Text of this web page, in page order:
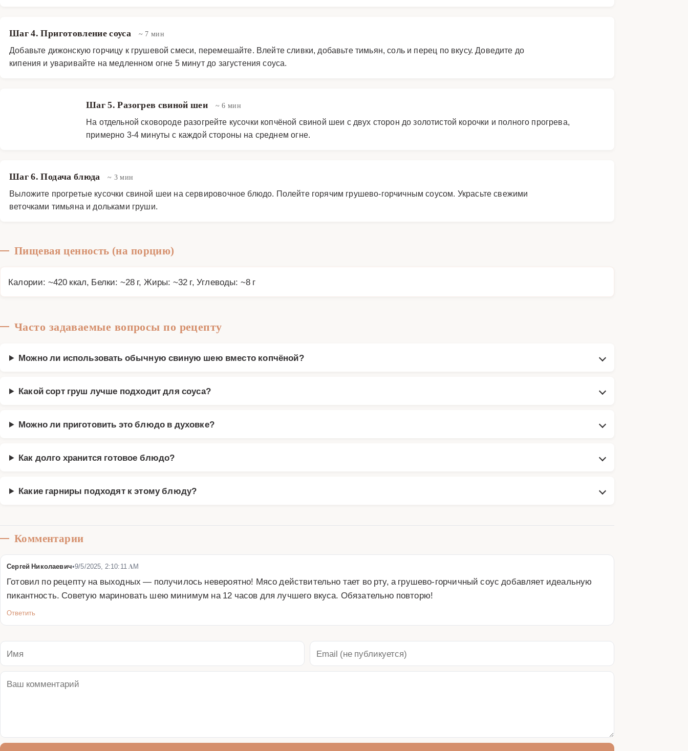
Шаг 4. Приготовление соуса ~ 7 мин
Добавьте дижонскую горчицу к грушевой смеси, перемешайте. Влейте сливки, добавьте тимьян, соль и перец по вкусу. Доведите до
кипения и уваривайте на медленном огне 5 минут до загустения соуса.
Шаг 5. Разогрев свиной шеи ~ 6 мин
На отдельной сковороде разогрейте кусочки копчёной свиной шеи с двух сторон до золотистой корочки и полного прогрева,
примерно 3-4 минуты с каждой стороны на среднем огне.
Шаг 6. Подача блюда ~ 3 мин
Выложите прогретые кусочки свиной шеи на сервировочное блюдо. Полейте горячим грушево-горчичным соусом. Украсьте свежими
веточками тимьяна и дольками груши.
Пищевая ценность (на порцию)
Калории: ~420 ккал, Белки: ~28 г, Жиры: ~32 г, Углеводы: ~8 г
Часто задаваемые вопросы по рецепту
Можно ли использовать обычную свиную шею вместо копчёной?
Какой сорт груш лучше подходит для соуса?
Можно ли приготовить это блюдо в духовке?
Как долго хранится готовое блюдо?
Какие гарниры подходят к этому блюду?
Комментарии
Сергей Николаевич•9/5/2025, 2:10:11 AM
Готовил по рецепту на выходных — получилось невероятно! Мясо действительно тает во рту, а грушево-горчичный соус добавляет идеальную
пикантность. Советую мариновать шею минимум на 12 часов для лучшего вкуса. Обязательно повторю!
Ответить